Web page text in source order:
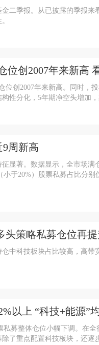
二季报。从已披露的季报
位创2007年来新高
位创2007年来新高。同时，
性分化，5年期净空头增加
周新高
显著。数据显示，全市场
小于20%）股票私募占比分
头策略私募仓位再
中科技板块占比较高，高
以上 “科技+能源”
募整体仓位小幅下调。在
了重点配置科技板块，还逐